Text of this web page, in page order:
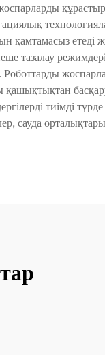
етеді
тазалау
қашықтықтан
тиімді түрде
сауда